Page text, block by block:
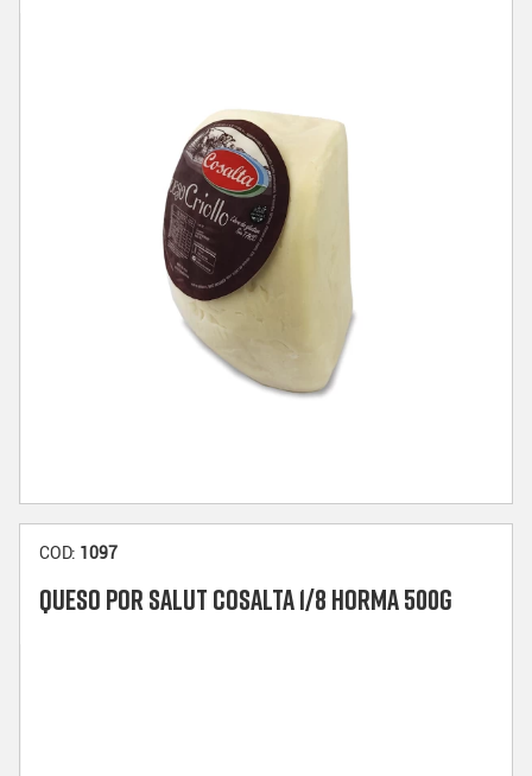
COD: 1097
QUESO POR SALUT COSALTA 1/8 HORMA 500G